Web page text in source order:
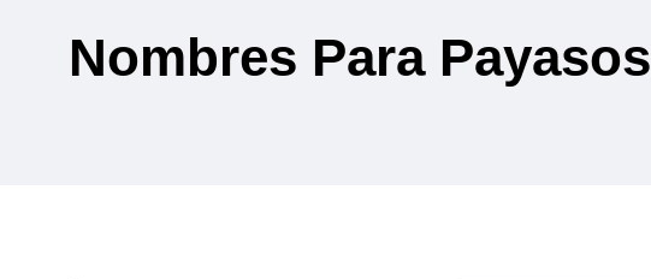
Nombres Para Payasos